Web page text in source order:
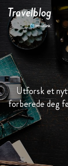
Travelblog
Utforsk et
forberede deg